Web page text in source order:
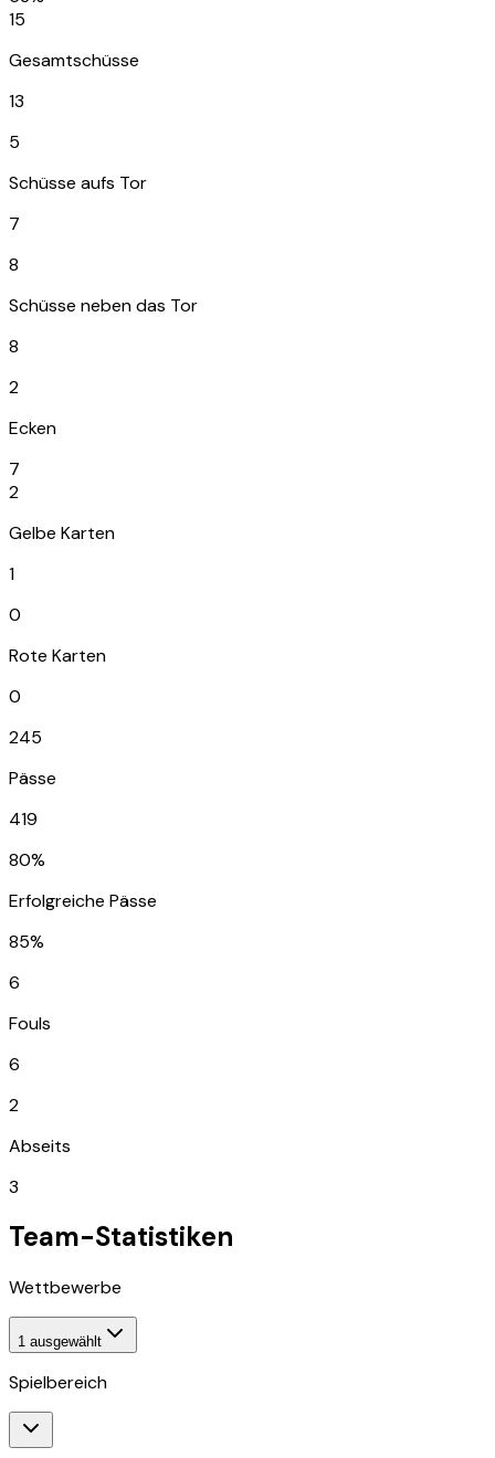
15
Gesamtschüsse
13
5
Schüsse aufs Tor
7
8
Schüsse neben das Tor
8
2
Ecken
7
2
Gelbe Karten
1
0
Rote Karten
0
245
Pässe
419
80%
Erfolgreiche Pässe
85%
6
Fouls
6
2
Abseits
3
Team-Statistiken
Wettbewerbe
1 ausgewählt
Spielbereich